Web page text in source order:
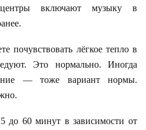
включают музыку в
почувствовать лёгкое тепло в
Это нормально. Иногда
— тоже вариант нормы.
до 60 минут в зависимости от